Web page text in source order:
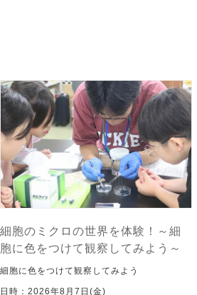
細胞のミクロの世界を体験！～細
胞に色をつけて観察してみよう～
細胞に色をつけて観察してみよう
日時：2026年8月7日(金)